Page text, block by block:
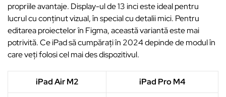
propriile avantaje. Display-ul de 13 inci este ideal pentru
lucrul cu conținut vizual, în special cu detalii mici. Pentru
editarea proiectelor în Figma, această variantă este mai
potrivită. Ce iPad să cumpărați în 2024 depinde de modul în
care veți folosi cel mai des dispozitivul.
iPad Air M2 iPad Pro M4